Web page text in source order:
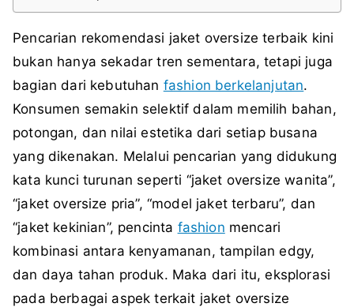
Pencarian rekomendasi jaket oversize terbaik kini
bukan hanya sekadar tren sementara, tetapi juga
bagian dari kebutuhan fashion berkelanjutan.
Konsumen semakin selektif dalam memilih bahan,
potongan, dan nilai estetika dari setiap busana
yang dikenakan. Melalui pencarian yang didukung
kata kunci turunan seperti “jaket oversize wanita”,
“jaket oversize pria”, “model jaket terbaru”, dan
“jaket kekinian”, pencinta fashion mencari
kombinasi antara kenyamanan, tampilan edgy,
dan daya tahan produk. Maka dari itu, eksplorasi
pada berbagai aspek terkait jaket oversize